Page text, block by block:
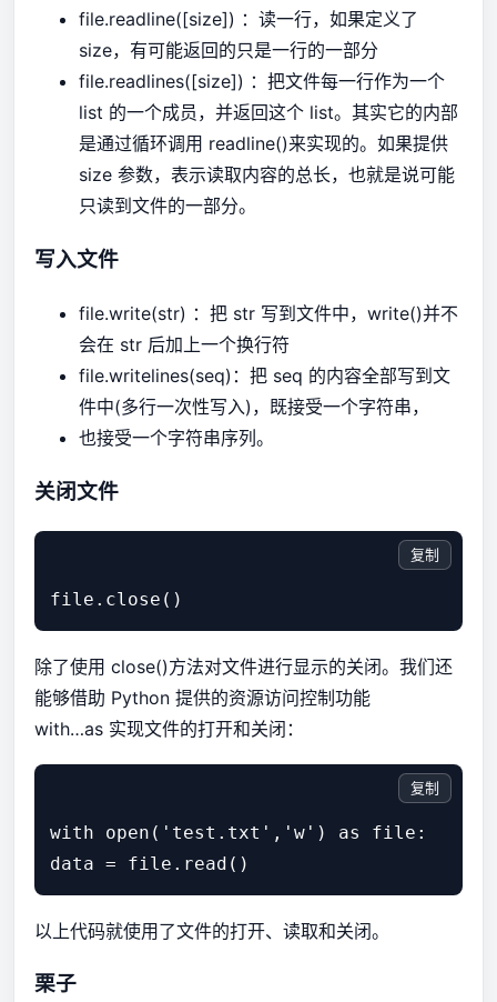
file.readline([size]) ：读一行，如果定义了
size，有可能返回的只是一行的一部分
file.readlines([size]) ：把文件每一行作为一个
list 的一个成员，并返回这个 list。其实它的内部
是通过循环调用 readline()来实现的。如果提供
size 参数，表示读取内容的总长，也就是说可能
只读到文件的一部分。
写入文件
file.write(str) ：把 str 写到文件中，write()并不
会在 str 后加上一个换行符
file.writelines(seq)：把 seq 的内容全部写到文
件中(多行一次性写入)，既接受一个字符串，
也接受一个字符串序列。
关闭文件
复制
除了使用 close()方法对文件进行显示的关闭。我们还
能够借助 Python 提供的资源访问控制功能
with…as 实现文件的打开和关闭：
with open('test.txt','w') as file:
复制
以上代码就使用了文件的打开、读取和关闭。
栗子